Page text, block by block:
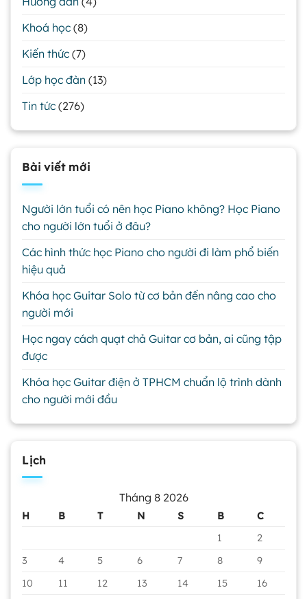
Khoá học (8)
Kiến thức (7)
Lớp học đàn (13)
Tin tức (276)
Bài viết mới
Người lớn tuổi có nên học Piano không? Học Piano
cho người lớn tuổi ở đâu?
Các hình thức học Piano cho người đi làm phổ biến
hiệu quả
Khóa học Guitar Solo từ cơ bản đến nâng cao cho
người mới
Học ngay cách quạt chả Guitar cơ bản, ai cũng tập
được
Khóa học Guitar điện ở TPHCM chuẩn lộ trình dành
cho người mới đầu
Lịch
Tháng 8 2026
H B T N S B
C
1
2
3
4 5 6 7 8
9
10
11 12 13 14 15
16